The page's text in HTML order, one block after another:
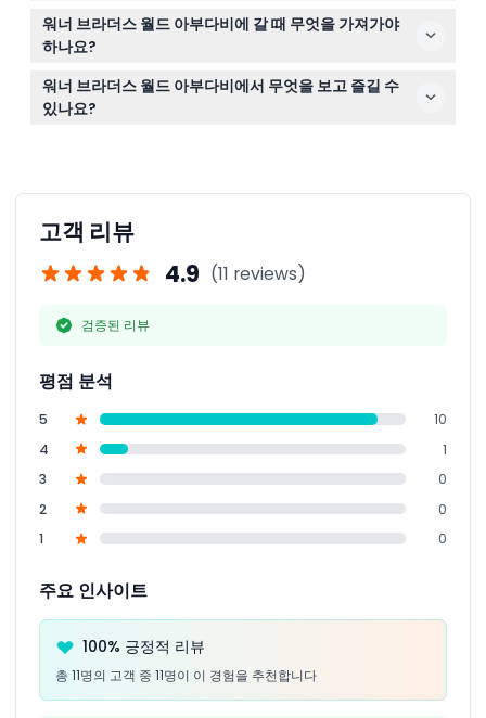
네, 일부 티켓 옵션에는 야스 아일랜드까지의 무료 셔틀 서
비스가 포함되어 있어 추가 비용 없이 편리하게 이동할 수
있습니다.
워너 브라더스 월드 아부다비에 갈 때 무엇을 가져가야
하나요?
걷기에 편한 옷과 신발, 티켓(인쇄본 또는 디지털), 그리고
자외선 차단제와 물 같은 필수품을 가져가세요. 다만 공원
내부는 완전히 에어컨 시설이 되어 있습니다.
워너 브라더스 월드 아부다비에서 무엇을 보고 즐길 수
있나요?
고객 리뷰
4.9 (11 reviews)
검증된 리뷰
평점 분석
5
10
4
1
3
0
2
0
1
0
주요 인사이트
100% 긍정적 리뷰
총 11명의 고객 중 11명이 이 경험을 추천합니다